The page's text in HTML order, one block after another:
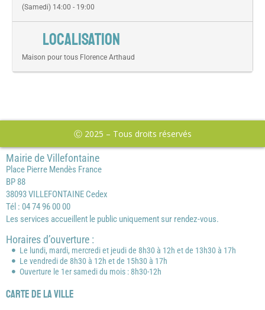
(Samedi) 14:00 - 19:00
LOCALISATION
Maison pour tous Florence Arthaud
Ⓒ 2025 – Tous droits réservés
Mairie de Villefontaine
Place Pierre Mendès France
BP 88
38093 VILLEFONTAINE Cedex
Tél : 04 74 96 00 00
Les services accueillent le public uniquement sur rendez-vous.
Horaires d’ouverture :
Le lundi, mardi, mercredi et jeudi de 8h30 à 12h et de 13h30 à 17h
Le vendredi de 8h30 à 12h et de 15h30 à 17h
Ouverture le 1er samedi du mois : 8h30-12h
Carte de la ville